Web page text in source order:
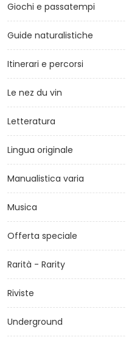
Giochi e passatempi
Guide naturalistiche
Itinerari e percorsi
Le nez du vin
Letteratura
Lingua originale
Manualistica varia
Musica
Offerta speciale
Rarità - Rarity
Riviste
Underground